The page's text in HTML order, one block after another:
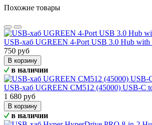
Похожие товары
USB-хаб UGREEN 4-Port USB 3.0 Hub
750 руб
В корзину
в наличии
USB-хаб UGREEN CM512 (45000) USB-C
1 680 руб
В корзину
в наличии